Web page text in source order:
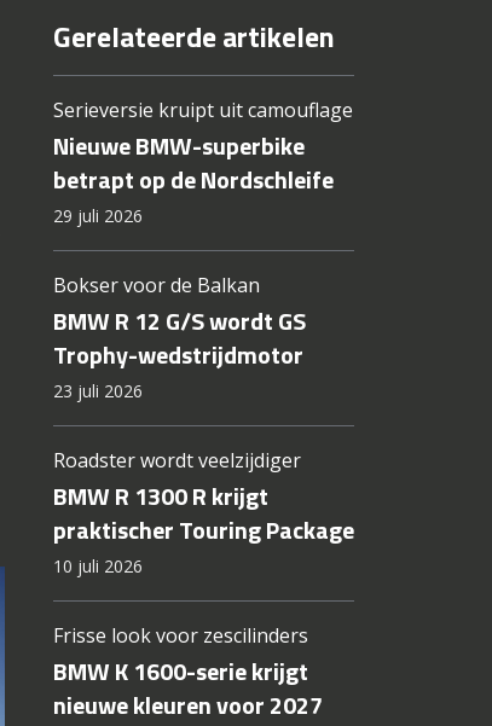
Gerelateerde artikelen
Serieversie kruipt uit camouflage
Nieuwe BMW-superbike
betrapt op de Nordschleife
29 juli 2026
Bokser voor de Balkan
BMW R 12 G/S wordt GS
Trophy-wedstrijdmotor
23 juli 2026
Roadster wordt veelzijdiger
BMW R 1300 R krijgt
praktischer Touring Package
10 juli 2026
Frisse look voor zescilinders
BMW K 1600-serie krijgt
nieuwe kleuren voor 2027